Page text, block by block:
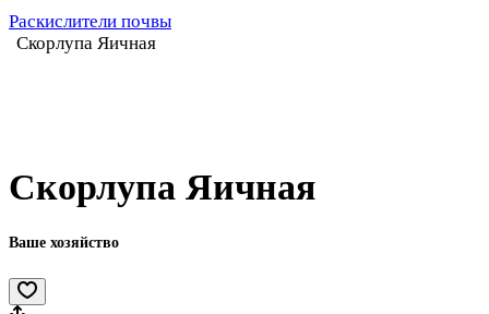
Раскислители почвы
Скорлупа Яичная
Скорлупа Яичная
Ваше хозяйство